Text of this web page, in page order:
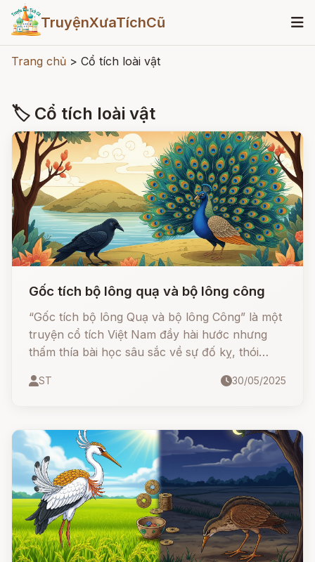
TruyệnXưaTíchCũ
Trang chủ > Cổ tích loài vật
🏷 Cổ tích loài vật
Gốc tích bộ lông quạ và bộ lông công
“Gốc tích bộ lông Quạ và bộ lông Công” là một
truyện cổ tích Việt Nam đầy hài hước nhưng
thấm thía bài học sâu sắc về sự đố kỵ, thói
Công vốn là đôi bạn thân, cùng chung một màu
vội và tham lam, Quạ đã nhận lấy bộ lông đen
nhánh, còn Công thì trở nên rực rỡ.
ST 30/05/2025